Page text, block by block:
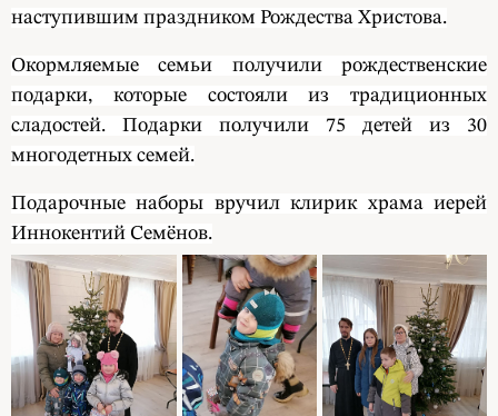
наступившим праздником Рождества Христова.
Окормляемые семьи получили рождественские
подарки, которые состояли из традиционных
сладостей. Подарки получили 75 детей из 30
многодетных семей.
Подарочные наборы вручил клирик храма иерей
Иннокентий Семёнов.